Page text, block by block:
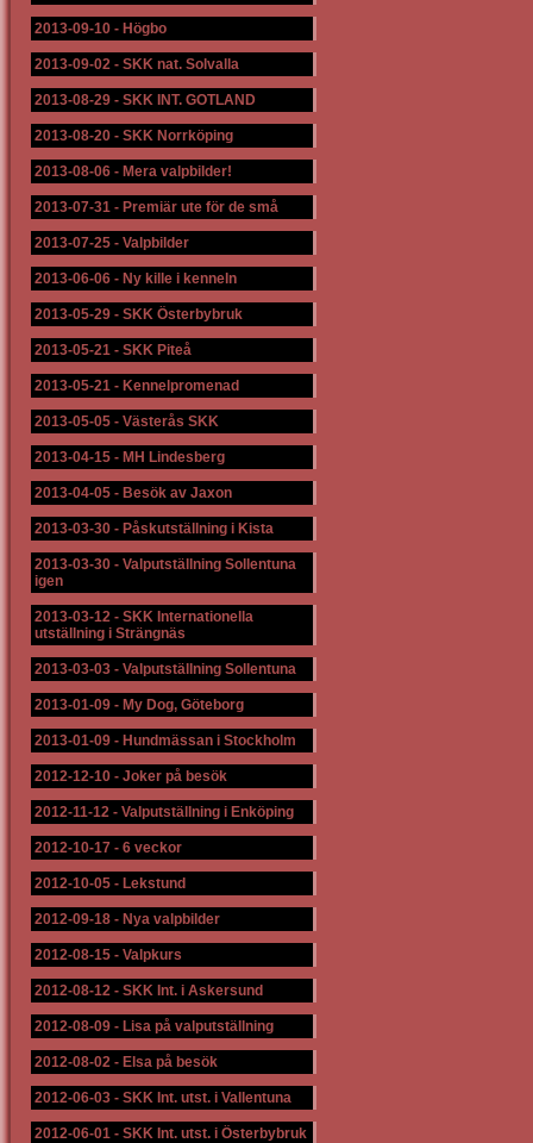
2013-09-10 - Högbo
2013-09-02 - SKK nat. Solvalla
2013-08-29 - SKK INT. GOTLAND
2013-08-20 - SKK Norrköping
2013-08-06 - Mera valpbilder!
2013-07-31 - Premiär ute för de små
2013-07-25 - Valpbilder
2013-06-06 - Ny kille i kenneln
2013-05-29 - SKK Österbybruk
2013-05-21 - SKK Piteå
2013-05-21 - Kennelpromenad
2013-05-05 - Västerås SKK
2013-04-15 - MH Lindesberg
2013-04-05 - Besök av Jaxon
2013-03-30 - Påskutställning i Kista
2013-03-30 - Valputställning Sollentuna
igen
2013-03-12 - SKK Internationella
utställning i Strängnäs
2013-03-03 - Valputställning Sollentuna
2013-01-09 - My Dog, Göteborg
2013-01-09 - Hundmässan i Stockholm
2012-12-10 - Joker på besök
2012-11-12 - Valputställning i Enköping
2012-10-17 - 6 veckor
2012-10-05 - Lekstund
2012-09-18 - Nya valpbilder
2012-08-15 - Valpkurs
2012-08-12 - SKK Int. i Askersund
2012-08-09 - Lisa på valputställning
2012-08-02 - Elsa på besök
2012-06-03 - SKK Int. utst. i Vallentuna
2012-06-01 - SKK Int. utst. i Österbybruk